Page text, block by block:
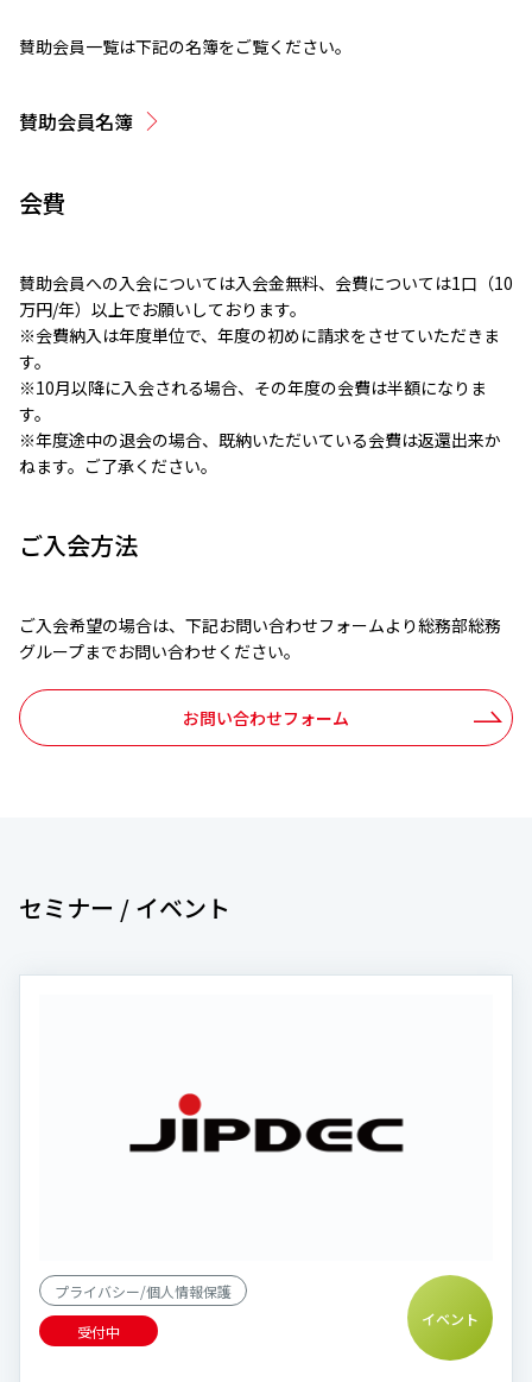
賛助会員一覧は下記の名簿をご覧ください。
賛助会員名簿
会費
賛助会員への入会については入会金無料、会費については1口（10
万円/年）以上でお願いしております。
※会費納入は年度単位で、年度の初めに請求をさせていただきま
す。
※10月以降に入会される場合、その年度の会費は半額になりま
す。
※年度途中の退会の場合、既納いただいている会費は返還出来か
ねます。ご了承ください。
ご入会方法
ご入会希望の場合は、下記お問い合わせフォームより総務部総務
グループまでお問い合わせください。
お問い合わせフォーム
セミナー / イベント
プライバシー/個人情報保護
受付中
イベント